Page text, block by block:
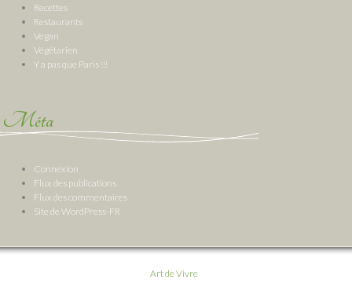
Recettes
Restaurants
Vegan
Végétarien
Y a pas que Paris !!!
Méta
Connexion
Flux des publications
Flux des commentaires
Site de WordPress-FR
Art de Vivre